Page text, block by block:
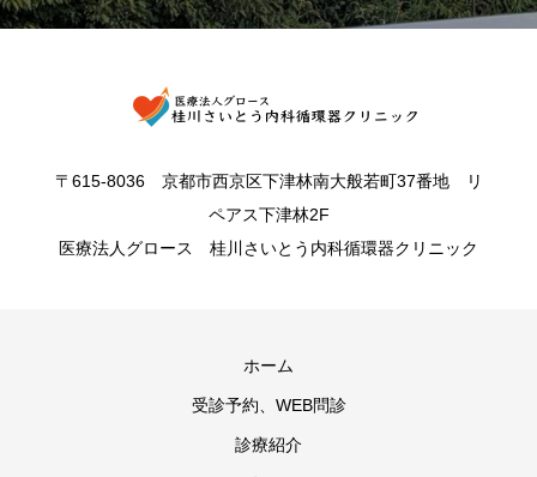
〒615-8036 京都市西京区下津林南大般若町37番地 リ
ペアス下津林2F
医療法人グロース 桂川さいとう内科循環器クリニック
ホーム
受診予約、WEB問診
診療紹介